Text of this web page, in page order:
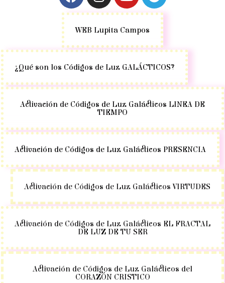
WEB Lupita Campos
¿Qué son los Códigos de Luz GALÁCTICOS?
Activación de Códigos de Luz Galácticos LINEA DE
TIEMPO
Activación de Códigos de Luz Galácticos PRESENCIA
Activación de Códigos de Luz Galácticos VIRTUDES
Activación de Códigos de Luz Galácticos EL FRACTAL
DE LUZ DE TU SER
Activación de Códigos de Luz Galácticos del
CORAZÓN CRISTICO